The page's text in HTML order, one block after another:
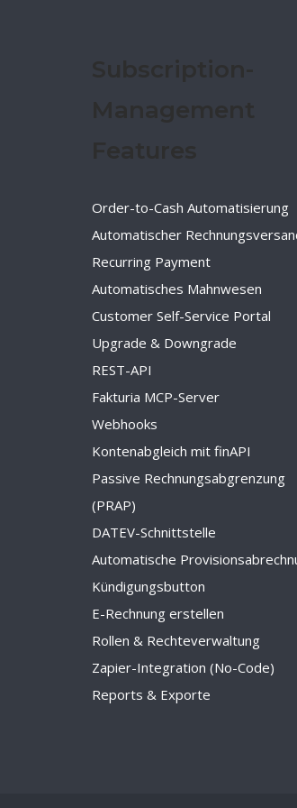
Order-to-Cash Automatisierung
Automatischer
Recurring Payment
Automatisches Mahnwesen
Customer Self-Service Portal
Upgrade & Downgrade
REST-API
Fakturia MCP-Server
Webhooks
Kontenabgleich mit finAPI
Passive Rechnungsabgrenzung
(PRAP)
DATEV-Schnittstelle
Automatische
Kündigungsbutton
E-Rechnung erstellen
Rollen & Rechteverwaltung
Zapier-Integration (No-Code)
Reports & Exporte